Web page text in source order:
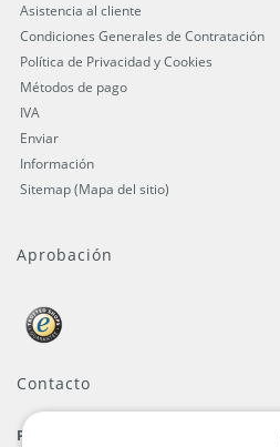
Asistencia al cliente
Condiciones Generales de Contratación
Política de Privacidad y Cookies
Métodos de pago
IVA
Enviar
Información
Sitemap (Mapa del sitio)
Aprobación
Contacto
ProFlags B.V.